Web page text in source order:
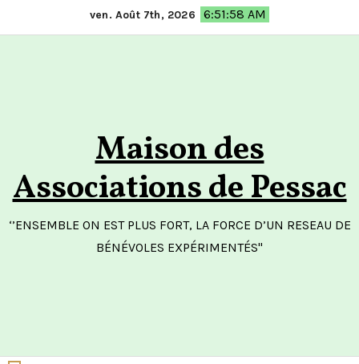
to
ven. Août 7th, 2026 6:51:58 AM
Maison des
Associations de Pessac
‘’ENSEMBLE ON EST PLUS FORT, LA FORCE D’UN RESEAU DE
BÉNÉVOLES EXPÉRIMENTÉS"